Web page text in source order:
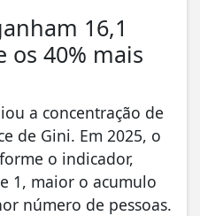
16,1
os 40% mais
a concentração de
de Gini. Em 2025, o
o indicador,
1, maior o acumulo
número de pessoas.